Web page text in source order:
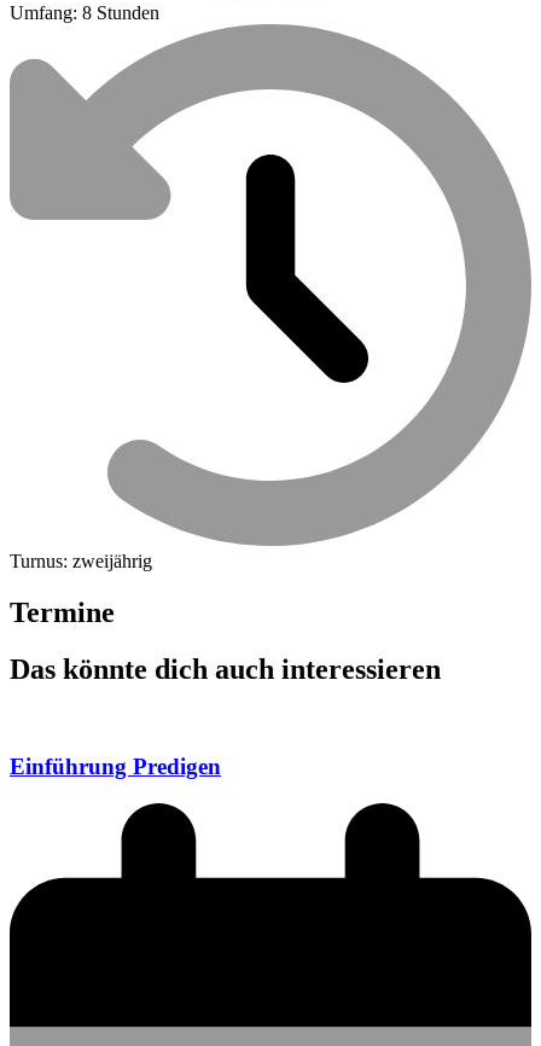
Umfang: 8 Stunden
Turnus: zweijährig
Termine
Das könnte dich auch interessieren
Einführung Predigen